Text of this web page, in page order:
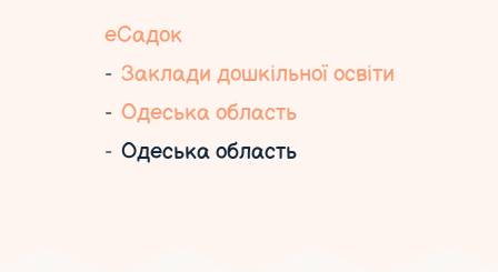
еСадок
Заклади дошкільної освіти
Одеська область
Одеська область